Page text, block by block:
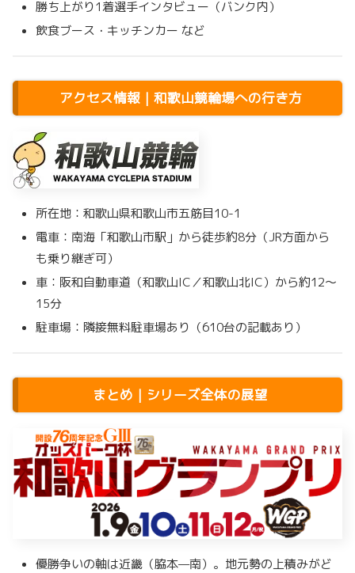
勝ち上がり1着選手インタビュー（バンク内）
飲食ブース・キッチンカー など
アクセス情報｜和歌山競輪場への行き方
所在地：和歌山県和歌山市五筋目10-1
電車：南海「和歌山市駅」から徒歩約8分（JR方面から
も乗り継ぎ可）
車：阪和自動車道（和歌山IC／和歌山北IC）から約12〜
15分
駐車場：隣接無料駐車場あり（610台の記載あり）
まとめ｜シリーズ全体の展望
優勝争いの軸は近畿（脇本—南）。地元勢の上積みがど